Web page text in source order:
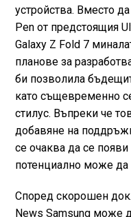
устройства. Вместо
Pen от предстоящия
Galaxy Z Fold 7
планове за
би позволила
като същевременно
стилус. Въпреки че
добавяне на
се очаква да се
потенциално може
Според скорошен
News Samsung може